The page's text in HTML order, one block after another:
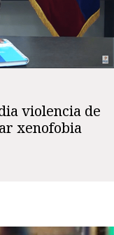
violencia de
xenofobia